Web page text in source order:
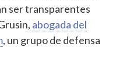
ser transparentes
abogada del
, un grupo de defensa